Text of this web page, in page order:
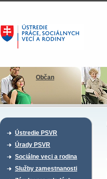
Občan
Ústredie PSVR
Úrady PSVR
Sociálne veci a rodina
Služby zamestnanosti